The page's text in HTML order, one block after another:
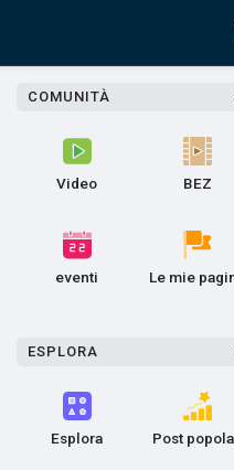
COMUNITÀ
Video BEZ
eventi Le mie
ESPLORA
Esplora Post